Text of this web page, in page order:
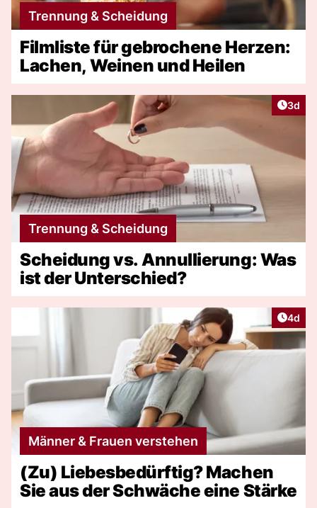
Trennung & Scheidung
Filmliste für gebrochene Herzen:
Lachen, Weinen und Heilen
3d
Trennung & Scheidung
Scheidung vs. Annullierung: Was
ist der Unterschied?
4d
Männer & Frauen verstehen
(Zu) Liebesbedürftig? Machen
Sie aus der Schwäche eine Stärke